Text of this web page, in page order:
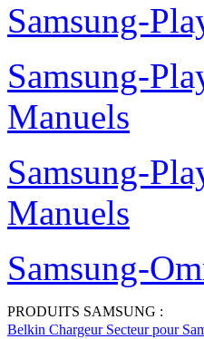
Samsung-
Samsung-
Manuels
Samsung-
Manuels
Samsung-
PRODUITS SAMSUNG :
Belkin Chargeur Secteur pour